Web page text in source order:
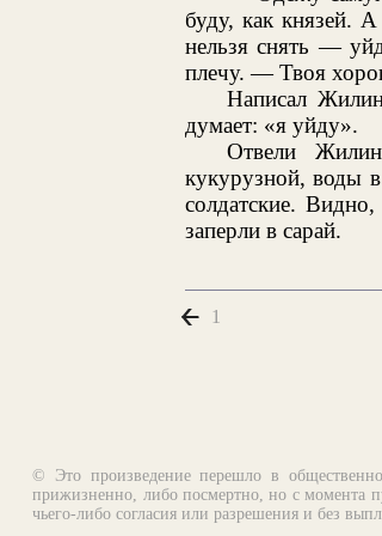
буду, как князей.
нельзя снять —
плечу. — Твоя
Написал
думает: «я уйду».
Отвели
кукурузной, воды
солдатские.
заперли в сарай.
1
© Это произведение перешло в
прижизненно, либо посмертно, но с момента
чьего-либо согласия или разрешения и без